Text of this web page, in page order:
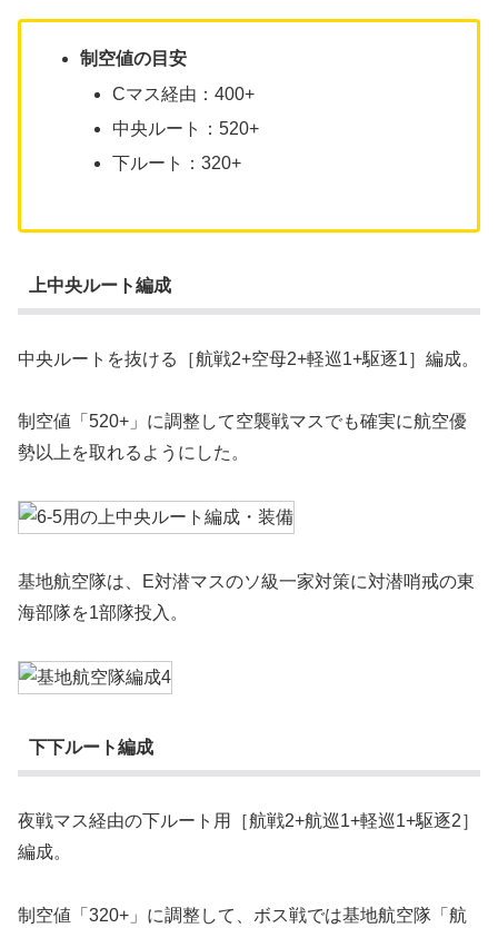
制空値の目安
Cマス経由：400+
中央ルート：520+
下ルート：320+
上中央ルート編成
中央ルートを抜ける［航戦2+空母2+軽巡1+駆逐1］編成。
制空値「520+」に調整して空襲戦マスでも確実に航空優
勢以上を取れるようにした。
基地航空隊は、E対潜マスのソ級一家対策に対潜哨戒の東
海部隊を1部隊投入。
下下ルート編成
夜戦マス経由の下ルート用［航戦2+航巡1+軽巡1+駆逐2］
編成。
制空値「320+」に調整して、ボス戦では基地航空隊「航